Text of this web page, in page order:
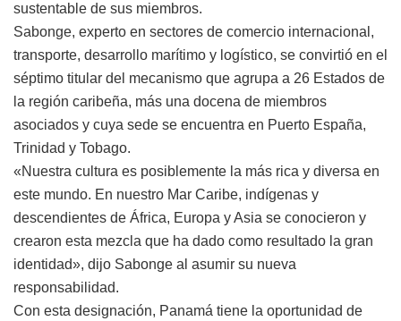
sustentable de sus miembros.
Sabonge, experto en sectores de comercio internacional,
transporte, desarrollo marítimo y logístico, se convirtió en el
séptimo titular del mecanismo que agrupa a 26 Estados de
la región caribeña, más una docena de miembros
asociados y cuya sede se encuentra en Puerto España,
Trinidad y Tobago.
«Nuestra cultura es posiblemente la más rica y diversa en
este mundo. En nuestro Mar Caribe, indígenas y
descendientes de África, Europa y Asia se conocieron y
crearon esta mezcla que ha dado como resultado la gran
identidad», dijo Sabonge al asumir su nueva
responsabilidad.
Con esta designación, Panamá tiene la oportunidad de